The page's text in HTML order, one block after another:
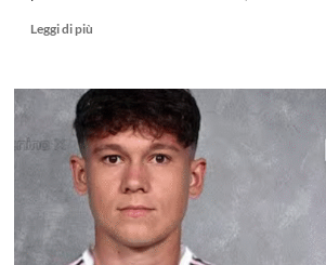
Leggi di più